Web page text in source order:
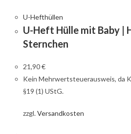
U-Hefthüllen
U-Heft Hülle mit Baby |
Sternchen
21,90€
Kein Mehrwertsteuerausweis, da
§19 (1) UStG.
zzgl.Versandkosten